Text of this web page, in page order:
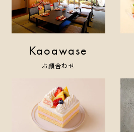
Kaoawase
お顔合わせ